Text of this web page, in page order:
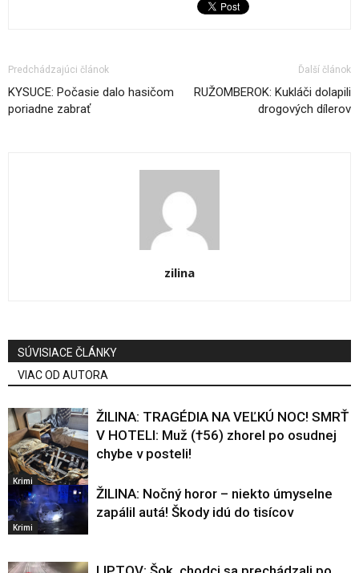
Predchádzajúci článok
KYSUCE: Počasie dalo hasičom
poriadne zabrať
Ďalší článok
RUŽOMBEROK: Kukláči dolapili
drogových dílerov
zilina
SÚVISIACE ČLÁNKY
VIAC OD AUTORA
Krimi
ŽILINA: TRAGÉDIA NA VEĽKÚ NOC! SMRŤ
V HOTELI: Muž (†56) zhorel po osudnej
chybe v posteli!
Krimi
ŽILINA: Nočný horor – niekto úmyselne
zapálil autá! Škody idú do tisícov